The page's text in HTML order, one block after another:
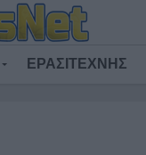
ΕΡΑΣΙΤΕΧΝΗΣ